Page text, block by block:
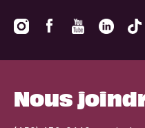
Nous